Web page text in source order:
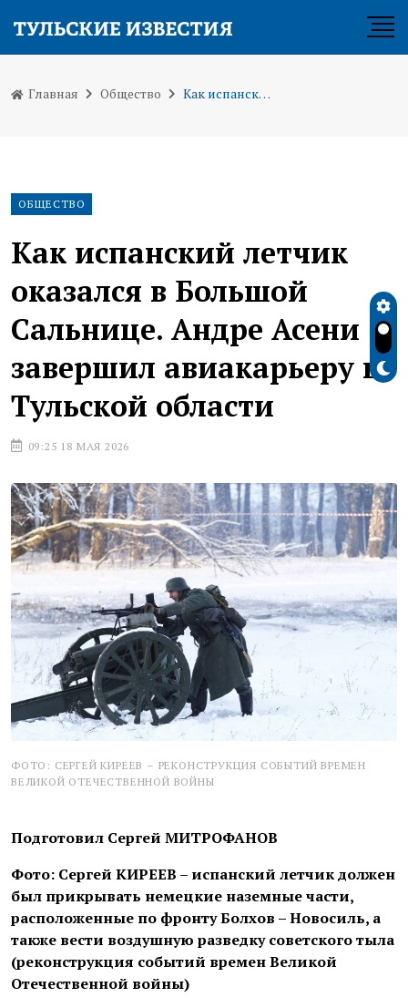
Главная Общество Как испанский летчик оказался в Большой Сальнице. Андре Асени завершил авиакарьеру в Тульской области
ОБЩЕСТВО
Как испанский летчик
оказался в Большой
Сальнице. Андре Асени
завершил авиакарьеру в
Тульской области
09:25 18 МАЯ 2026
ФОТО: СЕРГЕЙ КИРЕЕВ – РЕКОНСТРУКЦИЯ СОБЫТИЙ ВРЕМЕН
ВЕЛИКОЙ ОТЕЧЕСТВЕННОЙ ВОЙНЫ
Подготовил Сергей МИТРОФАНОВ
Фото: Сергей КИРЕЕВ – испанский летчик должен
был прикрывать немецкие наземные части,
расположенные по фронту Болхов – Новосиль, а
также вести воздушную разведку советского тыла
(реконструкция событий времен Великой
Отечественной войны)